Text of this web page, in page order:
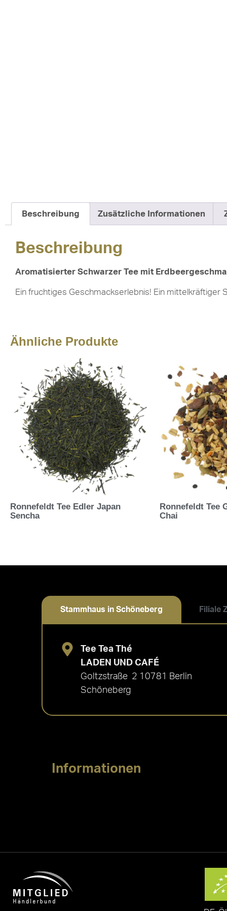
Beschreibung Zusätzliche Informationen
Beschreibung
Aromatisierter Schwarzer Tee mit
Ein fruchtiges Geschmackserlebnis! Ein mittelkräftiger
Ähnliche Produkte
Ronnefeldt Tee Edler Japan
Sencha
Ronnefeldt Tee
Chai
Stammhaus in Schöneberg Filiale
Tee Tea Thé
LADEN UND CAFÉ
Goltzstraße 2 10781 Berlin
Schöneberg
Informationen